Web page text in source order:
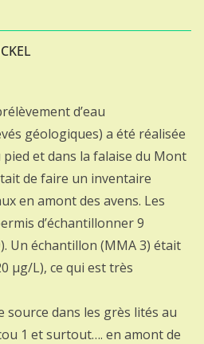
d’eau
géologiques) a été réalisée
pied et dans la falaise du Mont
de faire un inventaire
en amont des avens. Les
d’échantillonner 9
Un échantillon (MMA 3) était
µg/L), ce qui est très
source dans les grès lités au
1 et surtout…. en amont de